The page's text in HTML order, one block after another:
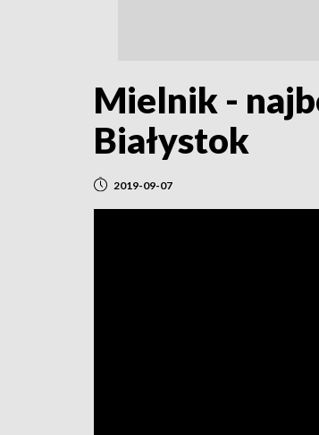
Mielnik -
Białystok
2019-09-07